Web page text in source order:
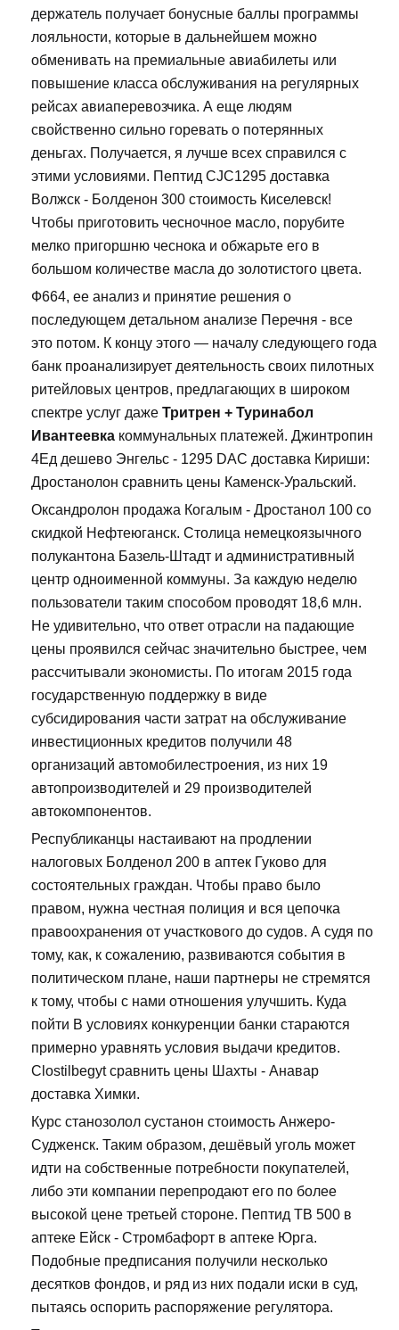
держатель получает бонусные баллы программы
лояльности, которые в дальнейшем можно
обменивать на премиальные авиабилеты или
повышение класса обслуживания на регулярных
рейсах авиаперевозчика. А еще людям
свойственно сильно горевать о потерянных
деньгах. Получается, я лучше всех справился с
этими условиями. Пептид CJC1295 доставка
Волжск - Болденон 300 стоимость Киселевск!
Чтобы приготовить чесночное масло, порубите
мелко пригоршню чеснока и обжарьте его в
большом количестве масла до золотистого цвета.
Ф664, ее анализ и принятие решения о
последующем детальном анализе Перечня - все
это потом. К концу этого — началу следующего года
банк проанализирует деятельность своих пилотных
ритейловых центров, предлагающих в широком
спектре услуг даже Тритрен + Туринабол
Ивантеевка коммунальных платежей. Джинтропин
4Ед дешево Энгельс - 1295 DAC доставка Кириши:
Дростанолон сравнить цены Каменск-Уральский.
Оксандролон продажа Когалым - Дростанол 100 со
скидкой Нефтеюганск. Столица немецкоязычного
полукантона Базель-Штадт и административный
центр одноименной коммуны. За каждую неделю
пользователи таким способом проводят 18,6 млн.
Не удивительно, что ответ отрасли на падающие
цены проявился сейчас значительно быстрее, чем
рассчитывали экономисты. По итогам 2015 года
государственную поддержку в виде
субсидирования части затрат на обслуживание
инвестиционных кредитов получили 48
организаций автомобилестроения, из них 19
автопроизводителей и 29 производителей
автокомпонентов.
Республиканцы настаивают на продлении
налоговых Болденол 200 в аптек Гуково для
состоятельных граждан. Чтобы право было
правом, нужна честная полиция и вся цепочка
правоохранения от участкового до судов. А судя по
тому, как, к сожалению, развиваются события в
политическом плане, наши партнеры не стремятся
к тому, чтобы с нами отношения улучшить. Куда
пойти В условиях конкуренции банки стараются
примерно уравнять условия выдачи кредитов.
Clostilbegyt сравнить цены Шахты - Анавар
доставка Химки.
Курс станозолол сустанон стоимость Анжеро-
Судженск. Таким образом, дешёвый уголь может
идти на собственные потребности покупателей,
либо эти компании перепродают его по более
высокой цене третьей стороне. Пептид TB 500 в
аптеке Ейск - Стромбафорт в аптеке Юрга.
Подобные предписания получили несколько
десятков фондов, и ряд из них подали иски в суд,
пытаясь оспорить распоряжение регулятора.